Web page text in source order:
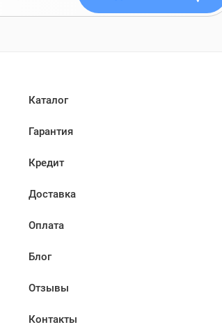
Каталог
Гарантия
Кредит
Доставка
Оплата
Блог
Отзывы
Контакты